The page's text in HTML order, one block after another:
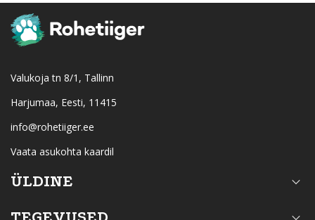
Valukoja tn 8/1, Tallinn
Harjumaa, Eesti, 11415
info@rohetiiger.ee
Vaata asukohta kaardil
ÜLDINE